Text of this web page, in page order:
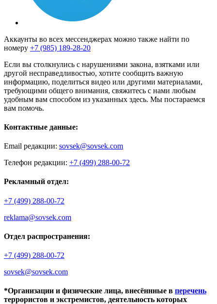
Аккаунты во всех мессенджерах можно также найти по
номеру +7 (985) 189-28-20
Если вы столкнулись с нарушениями закона, взятками или
другой несправедливостью, хотите сообщить важную
информацию, поделиться видео или другими материалами,
требующими общего внимания, свяжитесь с нами любым
удобным вам способом из указанных здесь. Мы постараемся
вам помочь.
Контактные данные:
Email редакции: sovsek@sovsek.com
Телефон редакции: +7 (499) 288-00-72
Рекламный отдел:
+7 (499) 288-00-72
reklama@sovsek.com
Отдел распространения:
+7 (499) 288-00-72
sovsek@sovsek.com
*Организации и физические лица, внесённные в перечень
террористов и экстремистов, деятельность которых